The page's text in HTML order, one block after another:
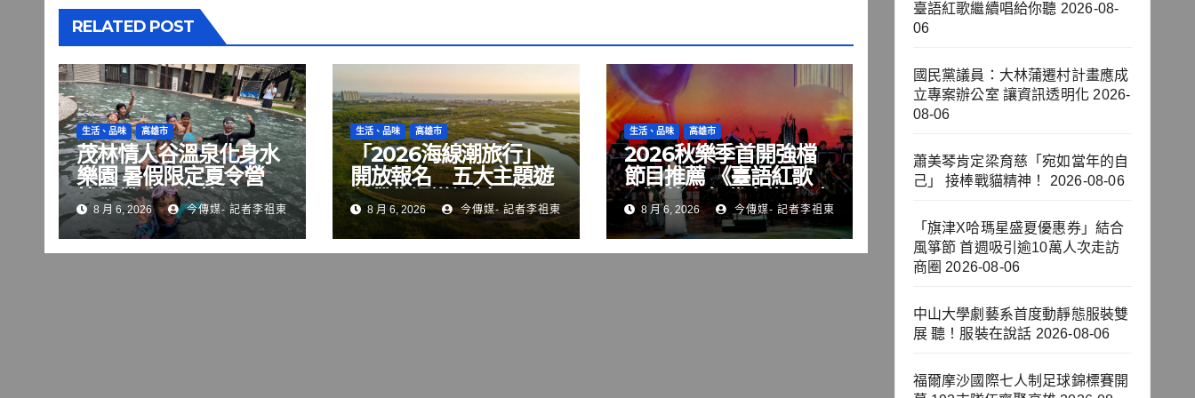
RELATED POST
生活、品味 高雄市
茂林情人谷溫泉化身水
樂園 暑假限定夏令營
快帶帶孩子去放電
8 月 6, 2026 今傳媒- 記者李祖東
生活、品味 高雄市
「2026海線潮旅行」
開放報名 五大主題遊
程帶你漫遊漁村風光
8 月 6, 2026 今傳媒- 記者李祖東
生活、品味 高雄市
2026秋樂季首開強檔
節目推薦 《臺語紅歌
Ⅲ》彼个年代音樂會 臺
語紅歌繼續唱給你聽
8 月 6, 2026 今傳媒- 記者李祖東
臺語紅歌繼續唱給你聽 2026-08-
06
國民黨議員：大林蒲遷村計畫應成
立專案辦公室 讓資訊透明化 2026-
08-06
蕭美琴肯定梁育慈「宛如當年的自
己」 接棒戰貓精神！
2026-08-06
「旗津X哈瑪星盛夏優惠券」結合
風箏節 首週吸引逾10萬人次走訪
商圈 2026-08-06
中山大學劇藝系首度動靜態服裝雙
展 聽！服裝在說話 2026-08-06
福爾摩沙國際七人制足球錦標賽開